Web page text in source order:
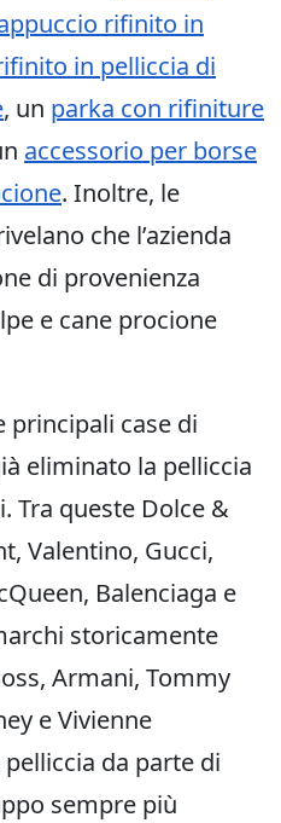
rifinito in
in pelliccia di
, un parka con rifiniture
accessorio per borse
. Inoltre, le
che l’azienda
di provenienza
e cane procione
principali case di
eliminato la pelliccia
Tra queste Dolce &
Valentino, Gucci,
Balenciaga e
storicamente
Armani, Tommy
e Vivienne
pelliccia da parte di
sempre più